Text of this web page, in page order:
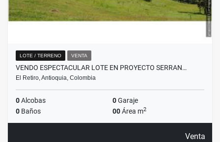
LOTE / TERRENO VENTA
VENDO ESPECTACULAR LOTE EN PROYECTO SERRAN…
El Retiro, Antioquia, Colombia
0Alcobas 0Garaje
0 Baños 00Área m2
Venta